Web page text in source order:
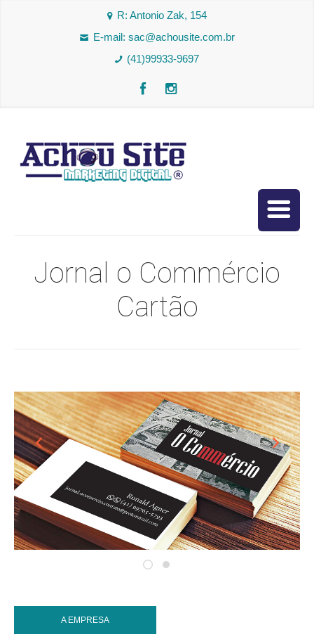
R: Antonio Zak, 154
E-mail: sac@achousite.com.br
(41)99933-9697
Jornal o Commércio
Cartão
A EMPRESA